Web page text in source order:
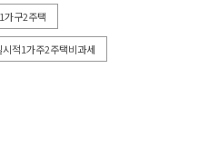
가구2주택
시적1가주2주택비과세